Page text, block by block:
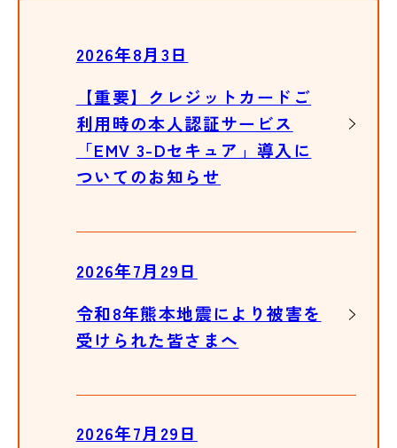
2026年8月3日
【重要】クレジットカードご
利用時の本人認証サービス
「EMV 3-Dセキュア」導入に
ついてのお知らせ
2026年7月29日
令和8年熊本地震により被害を
受けられた皆さまへ
2026年7月29日